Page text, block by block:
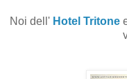
Noi dell' Hotel Tritone